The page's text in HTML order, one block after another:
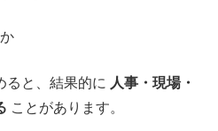
ると、結果的に 人事・現場・
ことがあります。